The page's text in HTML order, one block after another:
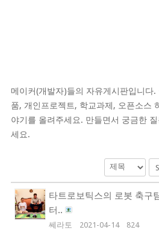
메이커(개발자)들의 자유게시판입니다
품, 개인프로젝트, 학교과제, 오픈소스
야기를 올려주세요. 만들면서 궁금한
세요.
타트로보틱스의 로봇 축구
터..
쎄라토 2021-04-14 824